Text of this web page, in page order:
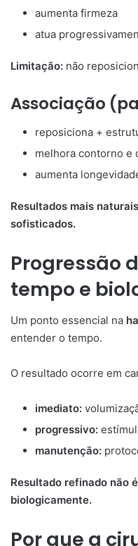
aumenta firmeza
atua
Limitação: não
Associação
reposiciona +
melhora contorno e
aumenta
Resultados mais
sofisticados.
Progressão
tempo e
Um ponto essencial na
entender o tempo.
O resultado ocorre em
imediato:
progressivo:
manutenção:
Resultado refinado não
biologicamente.
Por que a